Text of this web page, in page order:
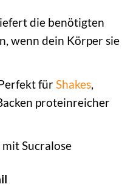
die benötigten
wenn dein Körper sie
fürShakes,
proteinreicher
Sucralose